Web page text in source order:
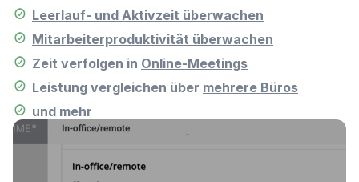
Leerlauf- und Aktivzeit überwachen
Mitarbeiterproduktivität überwachen
Zeit verfolgen in Online-Meetings
Leistung vergleichen über mehrere Büros
und mehr